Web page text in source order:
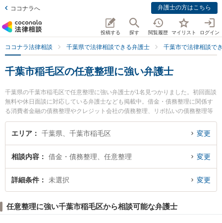
ココナラへ 弁護士の方はこちら
投稿する 探す 閲覧履歴 マイリスト ログイン
ココナラ法律相談 千葉県で法律相談できる弁護士 千葉市で法律相談で
千葉市稲毛区の任意整理に強い弁護士
千葉県の千葉市稲毛区で任意整理に強い弁護士が1名見つかりました。初回面談
無料や休日面談に対応している弁護士なども掲載中。借金・債務整理に関係す
る消費者金融の債務整理やクレジット会社の債務整理、リボ払いの債務整理等
の細かな分野での絞り込み検索もでき便利です。特に藤尾法律事務所の藤尾 修
太弁護士のプロフィール情報や弁護士費用、強みなどが注目されています。
たい』『初回相談無料で任意整理を法律相談できる千葉市稲毛区内の弁護士に
相談予約したい』などでお困りの相談者さんにおすすめです。
エリア 千葉県、千葉市稲毛区 変更
相談内容 借金・債務整理、任意整理 変更
詳細条件 未選択 変更
任意整理に強い千葉市稲毛区から相談可能な弁護士